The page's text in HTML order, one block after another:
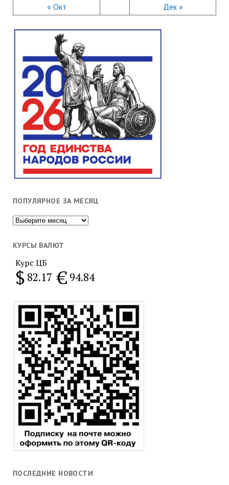
« Окт Дек »
ПОПУЛЯРНОЕ ЗА МЕСЯЦ
Популярное
месяц
КУРСЫ ВАЛЮТ
Курс ЦБ
$ 82.17 € 94.84
ПОСЛЕДНИЕ НОВОСТИ